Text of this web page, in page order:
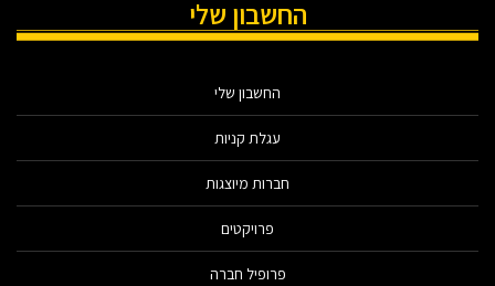
החשבון שלי
החשבון שלי
עגלת קניות
חברות מיוצגות
פרויקטים
פרופיל חברה